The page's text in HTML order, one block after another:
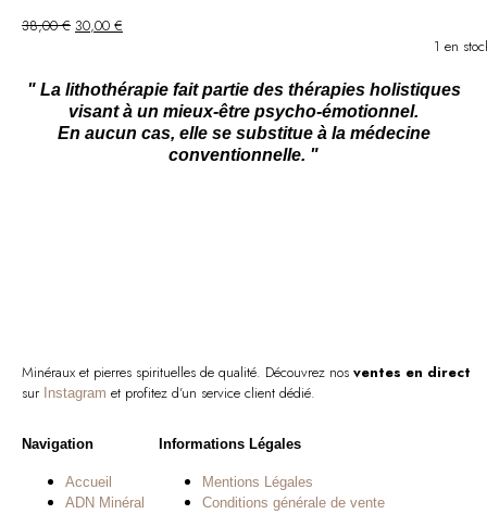
38,00€ Le
était :
38,00 €.
30,00 €
est :
30,00 €.
1 en
" La lithothérapie fait partie des thérapies holistiques
visant à un mieux-être psycho-émotionnel.
En aucun cas, elle se substitue à la médecine
conventionnelle. "
Minéraux et pierres spirituelles de qualité. Découvrez nos ventes en direct
sur Instagram et profitez d’un service client dédié.
Navigation
Accueil
ADN Minéral
Informations Légales
Mentions Légales
Conditions générale de vente